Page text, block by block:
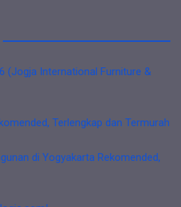
(Jogja International Furniture &
Terlengkap dan Termurah
di Yogyakarta Rekomended,